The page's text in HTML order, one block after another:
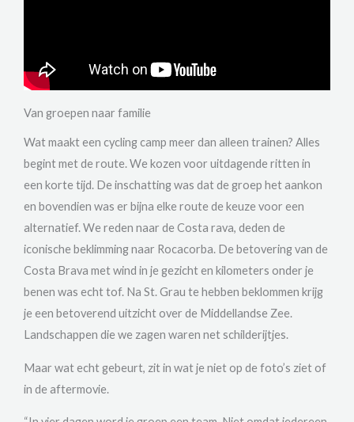
Van groepen naar familie
Wat maakt een cycling camp meer dan alleen trainen? Alles
begint met de route. We kozen voor uitdagende ritten in
een korte tijd. De inschatting was dat de groep het aankon
en bovendien was er bijna elke route de keuze voor een
alternatief. We reden naar de Costa rava, deden de
iconische beklimming naar Rocacorba. De betovering van de
Costa Brava met wind in je gezicht en kilometers onder je
benen was echt tof. Na St. Grau te hebben beklommen krijg
je een betoverend uitzicht over de Middellandse Zee.
Landschappen die we zagen waren net schilderijtjes.
Maar wat echt gebeurt, zit in wat je niet op de foto’s ziet of
in de aftermovie.